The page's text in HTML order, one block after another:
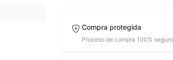
Compra protegida
Proceso de compra 100%